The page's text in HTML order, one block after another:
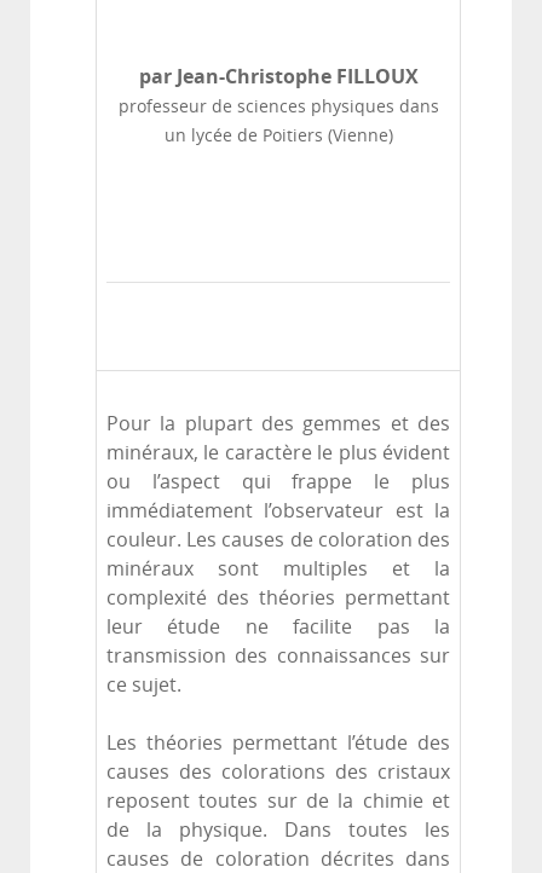
par Jean-Christophe FILLOUX
professeur de sciences physiques dans
un lycée de Poitiers (Vienne)
Pour la plupart des gemmes et des
minéraux, le caractère le plus évident
ou l’aspect qui frappe le plus
immédiatement l’observateur est la
couleur. Les causes de coloration des
minéraux sont multiples et la
complexité des théories permettant
leur étude ne facilite pas la
transmission des connaissances sur
ce sujet.
Les théories permettant l’étude des
causes des colorations des cristaux
reposent toutes sur de la chimie et
de la physique. Dans toutes les
causes de coloration décrites dans